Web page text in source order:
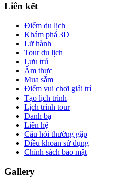
Liên kết
Điểm du lịch
Khám phá 3D
Lữ hành
Tour du lịch
Lưu trú
Ẩm thực
Mua sắm
Điểm vui chơi giải trí
Tạo lịch trình
Lịch trình tour
Danh bạ
Liên hệ
Câu hỏi thường gặp
Điều khoản sử dụng
Chính sách bảo mật
Gallery